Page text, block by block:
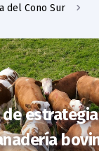
del Cono Sur